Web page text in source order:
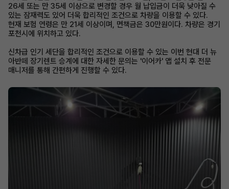
26세 또는 만 35세 이상으로 변경할 경우 월 납입금이 더욱 낮아질 수
있는 잠재력도 있어 더욱 합리적인 조건으로 차량을 이용할 수 있다.
현재 보험 연령은 만 21세 이상이며, 면책금은 30만원이다. 차량은 경기
포천시에 위치하고 있다.
신차급 인기 세단을 합리적인 조건으로 이용할 수 있는 이번 현대 더 뉴
아반떼 장기렌트 승계에 대한 자세한 문의는 '이어카' 앱 설치 후 전문
매니저를 통해 간편하게 진행할 수 있다.